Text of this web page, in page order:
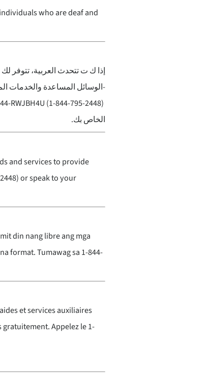
who are deaf and
إذا ك ت تتحدث العربية، تتوفر
-الوسائل المساعدة والخدمات
(1-844-795-2448)
RWJBH4U
الخاص بك.
and services to provide
or speak to your
din nang libre ang mga
format. Tumawag sa 1-844-
et services auxiliaires
Appelez le 1-